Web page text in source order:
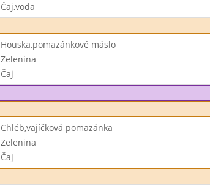
Čaj,voda
Houska,pomazánkové máslo
Zelenina
Čaj
Chléb,vajíčková pomazánka
Zelenina
Čaj